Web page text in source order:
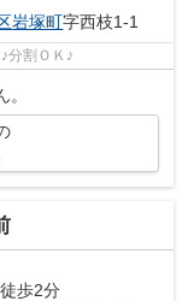
岩塚町字西枝1-1
分割ＯＫ♪
徒歩2分